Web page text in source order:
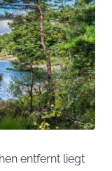
entfernt liegt